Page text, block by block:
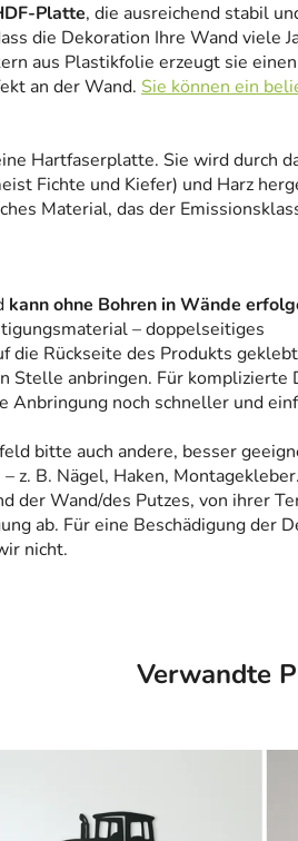
Platte, die ausreichend stabil
die Dekoration Ihre Wand viele
aus Plastikfolie erzeugt sie einen
an der Wand. Sie können ein
Hartfaserplatte. Sie wird durch
Fichte und Kiefer) und Harz
Material, das der
kann ohne Bohren in Wände
– doppelseitiges
die Rückseite des Produkts
Stelle anbringen. Für komplizierte
Anbringung noch schneller und
bitte auch andere, besser
z. B. Nägel, Haken,
der Wand/des Putzes, von ihrer
ab. Für eine Beschädigung der
nicht.
Verwandte